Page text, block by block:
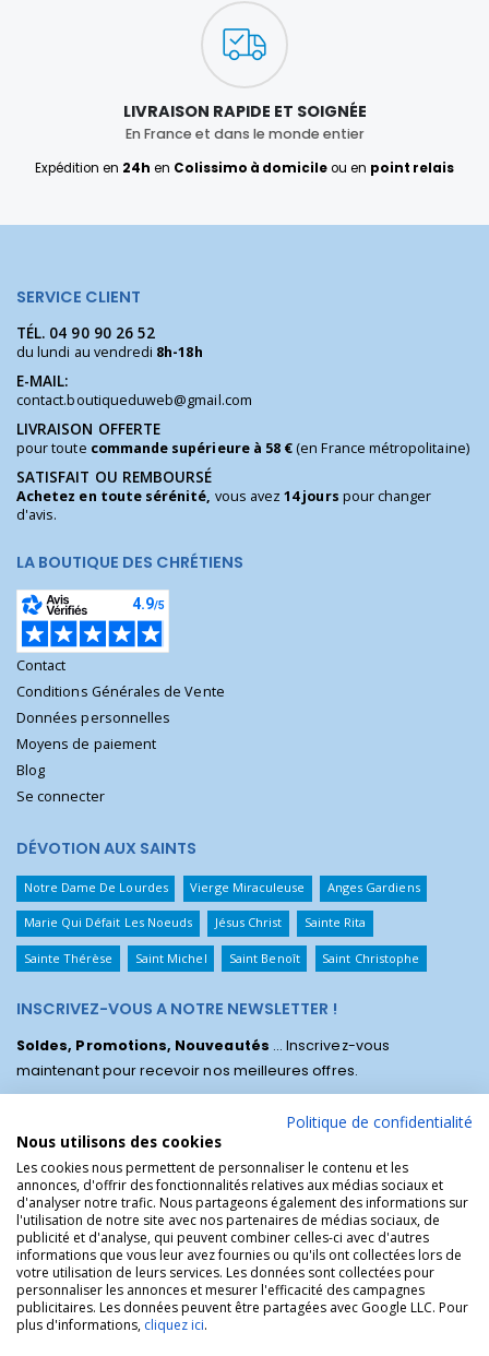
LIVRAISON RAPIDE ET SOIGNÉE
En France et dans le monde entier
Expédition en 24h en Colissimo à domicileou en point relais
SERVICE CLIENT
TÉL. 04 90 90 26 52
du lundi au vendredi 8h-18h
E-MAIL:
contact.boutiqueduweb@gmail.com
LIVRAISON OFFERTE
pour toute commande supérieure à 58 €(en France métropolitaine)
SATISFAIT OU REMBOURSÉ
Achetez en toute sérénité, vous avez14 jours pour changer
d'avis.
LA BOUTIQUE DES CHRÉTIENS
Contact
Conditions Générales de Vente
Données personnelles
Moyens de paiement
Blog
Se connecter
DÉVOTION AUX SAINTS
Notre Dame De Lourdes Vierge Miraculeuse Anges Gardiens
Marie Qui Défait Les Noeuds Jésus Christ Sainte Rita
Sainte Thérèse Saint Michel Saint Benoît Saint Christophe
INSCRIVEZ-VOUS A NOTRE NEWSLETTER !
Soldes, Promotions, Nouveautés ... Inscrivez-vous
maintenant pour recevoir nos meilleures offres.
La Boutique des Chrétiens © | La boutique religieuse chrétienne de
référence !.
Politique de confidentialité
Nous utilisons des cookies
Les cookies nous permettent de personnaliser le contenu et les
annonces, d'offrir des fonctionnalités relatives aux médias sociaux et
d'analyser notre trafic. Nous partageons également des informations sur
l'utilisation de notre site avec nos partenaires de médias sociaux, de
publicité et d'analyse, qui peuvent combiner celles-ci avec d'autres
informations que vous leur avez fournies ou qu'ils ont collectées lors de
votre utilisation de leurs services. Les données sont collectées pour
personnaliser les annonces et mesurer l'efficacité des campagnes
publicitaires. Les données peuvent être partagées avec Google LLC. Pour
plus d'informations, cliquez ici.